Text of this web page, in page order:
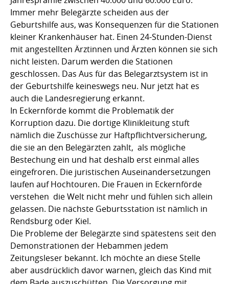
Immer mehr Belegärzte scheiden aus der
Geburtshilfe aus, was Konsequenzen für die Stationen
kleiner Krankenhäuser hat. Einen 24-Stunden-Dienst
mit angestellten Ärztinnen und Ärzten können sie sich
nicht leisten. Darum werden die Stationen
geschlossen. Das Aus für das Belegarztsystem ist in
der Geburtshilfe keineswegs neu. Nur jetzt hat es
auch die Landesregierung erkannt.
In Eckernförde kommt die Problematik der
Korruption dazu. Die dortige Klinikleitung stuft
nämlich die Zuschüsse zur Haftpflichtversicherung,
die sie an den Belegärzten zahlt, als mögliche
Bestechung ein und hat deshalb erst einmal alles
eingefroren. Die juristischen Auseinandersetzungen
laufen auf Hochtouren. Die Frauen in Eckernförde
verstehen die Welt nicht mehr und fühlen sich allein
gelassen. Die nächste Geburtsstation ist nämlich in
Rendsburg oder Kiel.
Die Probleme der Belegärzte sind spätestens seit den
Demonstrationen der Hebammen jedem
Zeitungsleser bekannt. Ich möchte an diese Stelle
aber ausdrücklich davor warnen, gleich das Kind mit